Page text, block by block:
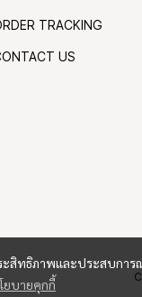
สิทธิภาพและประสบการ
ยบายคุกกี้
TRACKING
US